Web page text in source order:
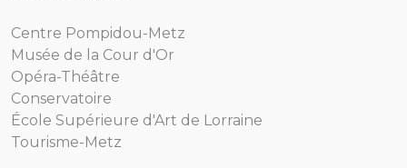
Centre Pompidou-Metz
Musée de la Cour d'Or
Opéra-Théâtre
Conservatoire
École Supérieure d'Art de Lorraine
Tourisme-Metz